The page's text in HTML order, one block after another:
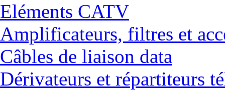
Eléments CATV
Amplificateurs, filtres et
Câbles de liaison data
Dérivateurs et répartiteurs